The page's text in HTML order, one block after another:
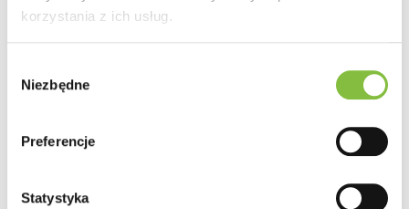
korzystania z ich usług.
zgody
Niezbędne
Preferencje
Statystyka